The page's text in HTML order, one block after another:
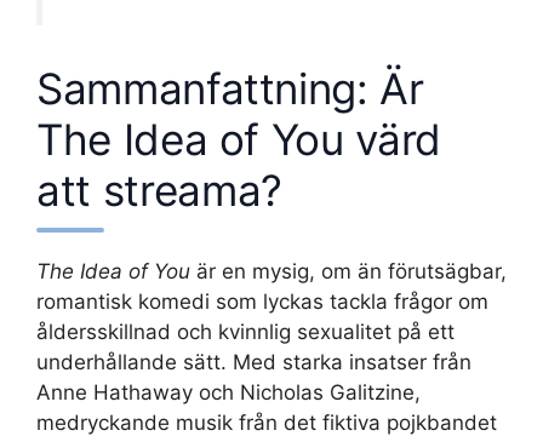
Sammanfattning: Är
The Idea of You värd
att streama?
The Idea of You är en mysig, om än förutsägbar,
romantisk komedi som lyckas tackla frågor om
åldersskillnad och kvinnlig sexualitet på ett
underhållande sätt. Med starka insatser från
Anne Hathaway och Nicholas Galitzine,
medryckande musik från det fiktiva pojkbandet